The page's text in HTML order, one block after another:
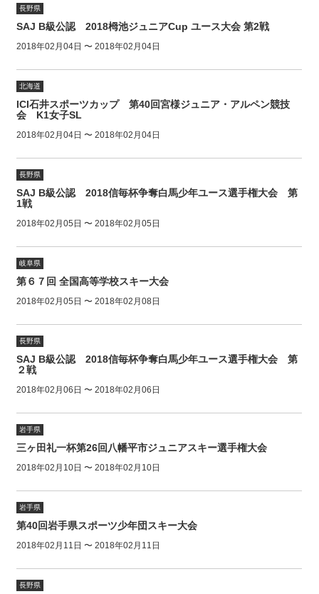
長野県
SAJ B級公認 2018栂池ジュニアCup ユース大会 第2戦
2018年02月04日 〜 2018年02月04日
北海道
ICI石井スポーツカップ 第40回宮様ジュニア・アルペン競技
会 K1女子SL
2018年02月04日 〜 2018年02月04日
長野県
SAJ B級公認 2018信毎杯争奪白馬少年ユース選手権大会 第
1戦
2018年02月05日 〜 2018年02月05日
岐阜県
第６７回 全国高等学校スキー大会
2018年02月05日 〜 2018年02月08日
長野県
SAJ B級公認 2018信毎杯争奪白馬少年ユース選手権大会 第
２戦
2018年02月06日 〜 2018年02月06日
岩手県
三ヶ田礼一杯第26回八幡平市ジュニアスキー選手権大会
2018年02月10日 〜 2018年02月10日
岩手県
第40回岩手県スポーツ少年団スキー大会
2018年02月11日 〜 2018年02月11日
長野県